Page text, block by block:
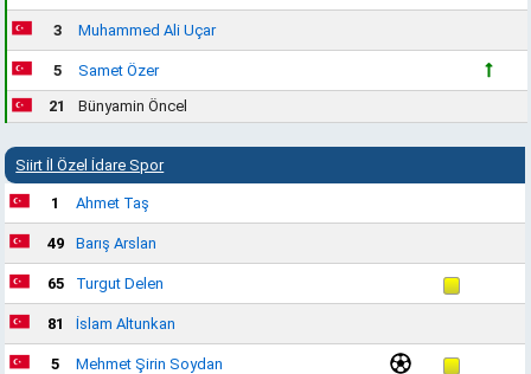
3 Muhammed Ali Uçar
5
Samet Özer
21
Bünyamin Öncel
Siirt İl Özel İdare Spor
1 Ahmet Taş
49 Barış Arslan
65 Turgut Delen
81 İslam Altunkan
5 Mehmet Şirin Soydan